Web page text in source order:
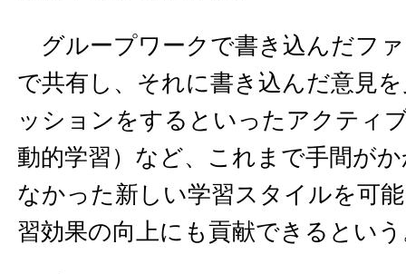
グループワークで書き込んだフ
で共有し、それに書き込んだ意見
ッションをするといったアクティ
動的学習）など、これまで手間が
なかった新しい学習スタイルを可
習効果の向上にも貢献できるとい